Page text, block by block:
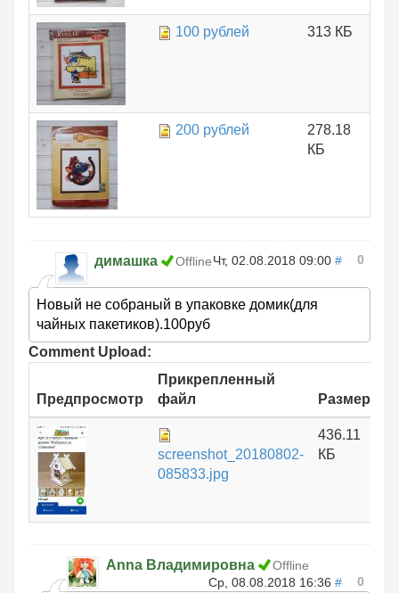
100 рублей 313 КБ
200 рублей
278.18
КБ
димашка Offline Чт, 02.08.2018 09:00 # 0
Новый не собраный в упаковке домик(для
чайных пакетиков).100руб
Comment Upload:
Предпросмотр
Прикрепленный
файл
Размер
screenshot_20180802-
085833.jpg
436.11
КБ
Anna Владимировна
Offline
Ср, 08.08.2018 16:36 # 0